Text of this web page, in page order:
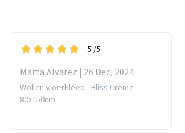
5 /5
Marta Alvarez | 26 Dec, 2024
Wollen vloerkleed - Bliss Creme
80x150cm